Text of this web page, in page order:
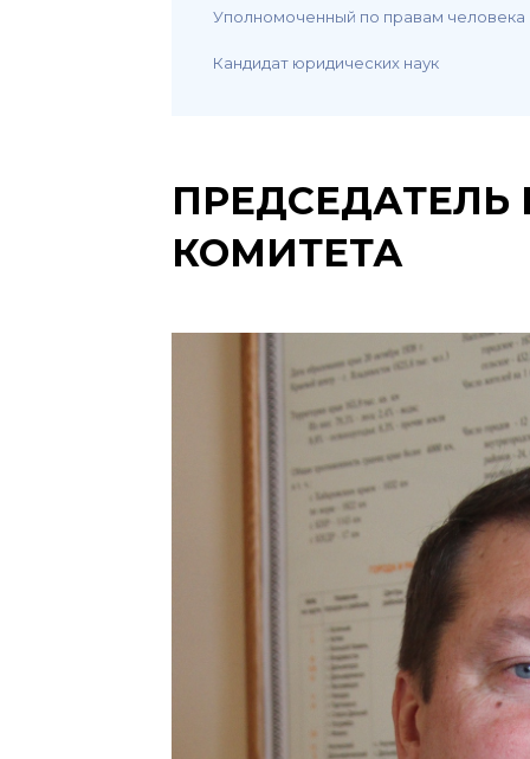
Уполномоченный по правам
Кандидат юридических наук
КОМИТЕТА